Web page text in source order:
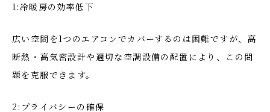
1:冷暖房の効率低下
広い空間を1つのエアコンでカバーするのは困難ですが、高
断熱・高気密設計や適切な空調設備の配置により、この問
題を克服できます。
2:プライバシーの確保